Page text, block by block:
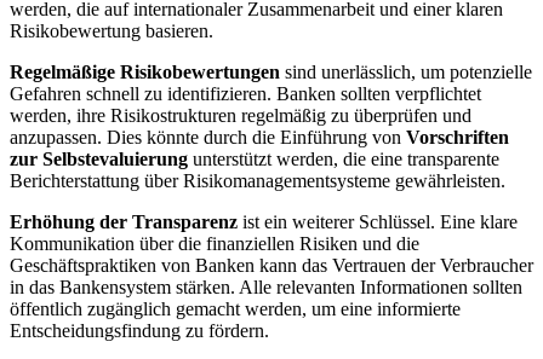
werden, ⁣die auf​ internationaler Zusammenarbeit und einer klaren
Risikobewertung basieren.
Regelmäßige Risikobewertungen sind unerlässlich, um potenzielle
Gefahren schnell‌ zu identifizieren.⁤ Banken​ sollten verpflichtet
werden, ihre Risikostrukturen regelmäßig zu überprüfen und
anzupassen. Dies könnte⁤ durch die Einführung von Vorschriften
zur Selbstevaluierung unterstützt werden, ​die eine transparente
Berichterstattung über⁢ Risikomanagementsysteme gewährleisten.
Erhöhung der Transparenz ist ein weiterer Schlüssel. Eine klare
Kommunikation über die finanziellen Risiken und​ die
‌Geschäftspraktiken von Banken kann das Vertrauen der⁤ Verbraucher
‍in das Bankensystem‍ stärken. Alle relevanten Informationen sollten
öffentlich ​zugänglich gemacht werden, um eine informierte
Entscheidungsfindung zu fördern.